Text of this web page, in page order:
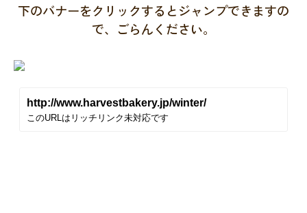
下のバナーをクリックするとジャンプできますの
で、ごらんください。